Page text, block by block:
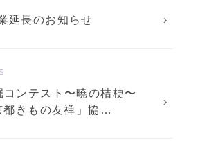
延長のお知らせ
コンテスト〜暁の桔梗〜
きもの友禅」協…